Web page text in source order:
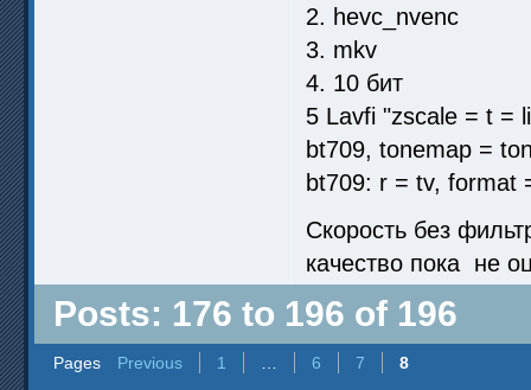
2. hevc_nvenc
3. mkv
4. 10 бит
5 Lavfi "zscale = t =
bt709, tonemap =
bt709: r = tv, format
Скорость без
качество пока не
Posts: 176 to 196 of 196
Pages Previous 1 6 7 8